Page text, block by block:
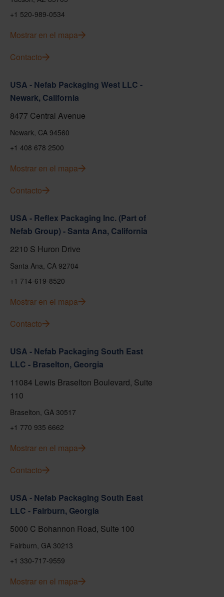
+1 520-989-0534
Mostrar en el mapa
Contacto
USA - Nefab Packaging West LLC -
Newark, California
8477 Central Avenue
Newark, CA 94560
+1 408 678 2500
Mostrar en el mapa
Contacto
USA - Reflex Packaging Inc. (Part of
Nefab Group) - Santa Ana, California
2210 S Huron Drive
Santa Ana, CA 92704
+1 714-619-8520
Mostrar en el mapa
Contacto
USA - Nefab Packaging South East
LLC - Braselton, Georgia
11084 Lewis Braselton Boulevard, Suite
110
Braselton, GA 30517
+1 770 935 6662
Mostrar en el mapa
Contacto
USA - Nefab Packaging South East
LLC - Fairburn, Georgia
5000 C Bohannon Road, Suite 100
Fairburn, GA 30213
+1 330-717-9559
Mostrar en el mapa